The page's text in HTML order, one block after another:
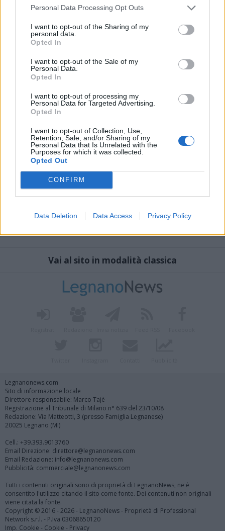
Personal Data Processing Opt Outs
I want to opt-out of the Sharing of my
personal data.
Opted In
I want to opt-out of the Sale of my
Personal Data.
Opted In
I want to opt-out of processing my
Personal Data for Targeted Advertising.
Opted In
I want to opt-out of Collection, Use,
Retention, Sale, and/or Sharing of my
Personal Data that Is Unrelated with the
Purposes for which it was collected.
Opted Out
CONFIRM
Data Deletion Data Access Privacy Policy
Accedioregistratiper commentare questo
L'email è richiesta ma non verrà mostrata ai visitatori. Il contenuto di questo
commento esprime il pensiero dell'autore e non rappresenta la linea editoriale
di VareseNews.it, che rimane autonoma e indipendente. I messaggi inclusi nei
che includano uno o più link a siti esterni verranno rimossi in automatico dal
Vai al sito in modalità classica
Legnanonews.com
Sito di informazione locale
Direttore responsabile: Marco Tajè
Registrazione al Tribunale di Milano n° 639 del 23/10/08
Redazione: Via Matteotti, 3 (presso Famiglia Legnanese)
20025 Legnano (MI)
Cell.: +39.393.9013760
Email Direzione: direttore@legnanonews.com
Email Redazione: info@legnanonews.com
Pubblicità: commerciale@legnanonews.com
Tutti i contenuti originali sono di proprietà di LegnanoNews, ne è
consentito l'utilizzo citando il sito come fonte. Dei contenuti non originali
viene citata la fonte.
Copyright © 2016 - 2026 - LegnanoNews - Proprietà di Professional
Network s.r.l. - P.Iva 03068650120
Imp. Cookie - Cookie - Privacy